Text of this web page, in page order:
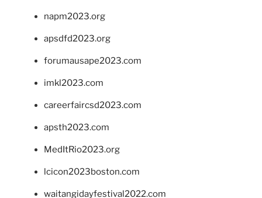
napm2023.org
apsdfd2023.org
forumausape2023.com
imkl2023.com
careerfaircsd2023.com
apsth2023.com
MedItRio2023.org
lcicon2023boston.com
waitangidayfestival2022.com